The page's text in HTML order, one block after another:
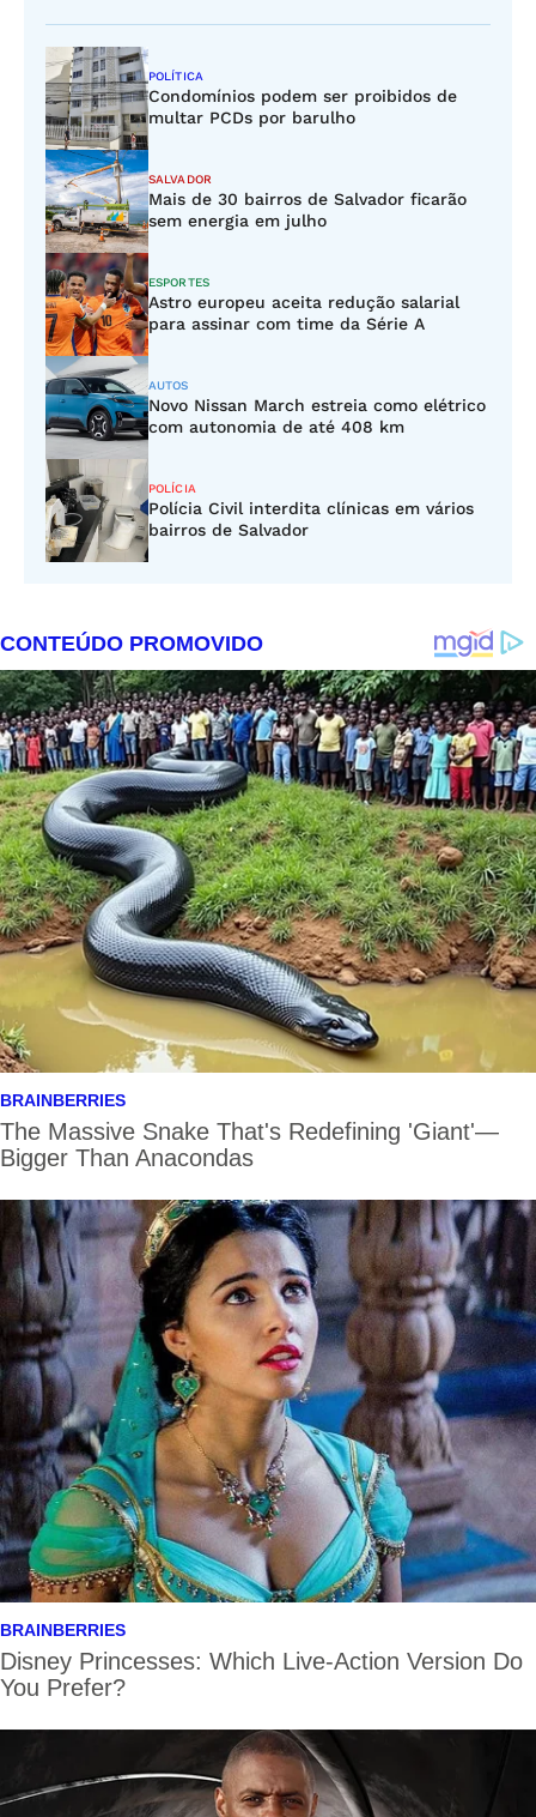
POLÍTICA
Condomínios podem ser proibidos de
multar PCDs por barulho
SALVADOR
Mais de 30 bairros de Salvador ficarão
sem energia em julho
ESPORTES
Astro europeu aceita redução salarial
para assinar com time da Série A
AUTOS
Novo Nissan March estreia como elétrico
com autonomia de até 408 km
POLÍCIA
Polícia Civil interdita clínicas em vários
bairros de Salvador